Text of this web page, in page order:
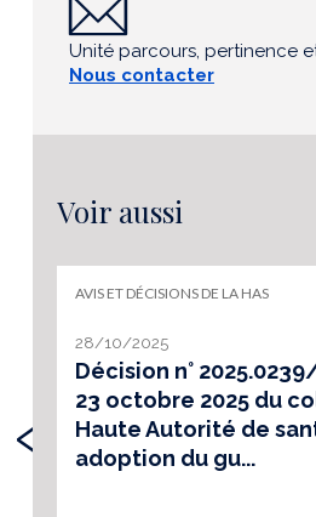
Unité parcours, pertinence
Nous contacter
Voir aussi
AVIS ET DÉCISIONS DE LA HAS
28/10/2025
Décision n°
23 octobre 2025 du
Haute Autorité de
adoption du gu...
‹